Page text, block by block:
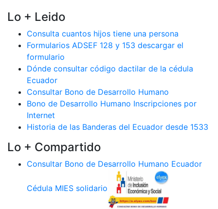
Lo + Leido
Consulta cuantos hijos tiene una persona
Formularios ADSEF 128 y 153 descargar el
formulario
Dónde consultar código dactilar de la cédula
Ecuador
Consultar Bono de Desarrollo Humano
Bono de Desarrollo Humano Inscripciones por
Internet
Historia de las Banderas del Ecuador desde 1533
Lo + Compartido
Consultar Bono de Desarrollo Humano Ecuador
Cédula MIES solidario